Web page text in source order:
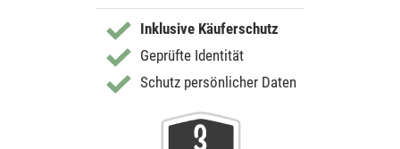
Inklusive Käuferschutz
Geprüfte Identität
Schutz persönlicher Daten